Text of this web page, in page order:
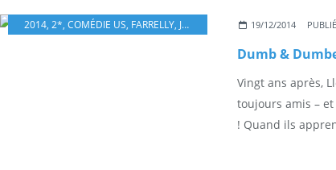
2014, 2*, COMÉDIE US, FARRELLY, JIM CARREY JEFF DANIELS,
19/12/2014
Dumb &
Vingt ans après,
toujours amis –
! Quand ils